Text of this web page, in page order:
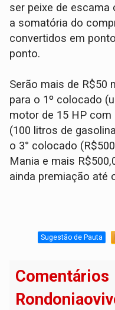
ser peixe de escama
a somatória do
convertidos em
ponto.
Serão mais de R$50
para o 1º colocado
motor de 15 HP com
(100 litros de
o 3° colocado
Mania e mais
ainda premiação até
Sugestão de Pauta
Comentários